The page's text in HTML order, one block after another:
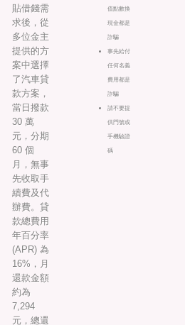
貼借錢需
求後，從
多位金主
提供的方
案中選擇
了汽車貸
款方案，
當日撥款
30 萬
元，分期
60 個
月，無事
先收取手
續費及代
辦費。貸
款總費用
年百分率
(APR) 為
16%，月
還款金額
約為
7,294
元，總還
值點數換
現金都是
詐騙
事先給付
任何名義
費用都是
詐騙
請不要提
供門號或
手機驗證
碼